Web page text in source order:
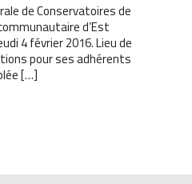
de Conservatoires de
d’Est
4 février 2016. Lieu de
pour ses adhérents
[…]